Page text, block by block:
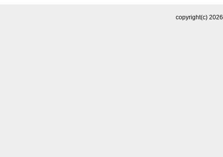
copyright(c)